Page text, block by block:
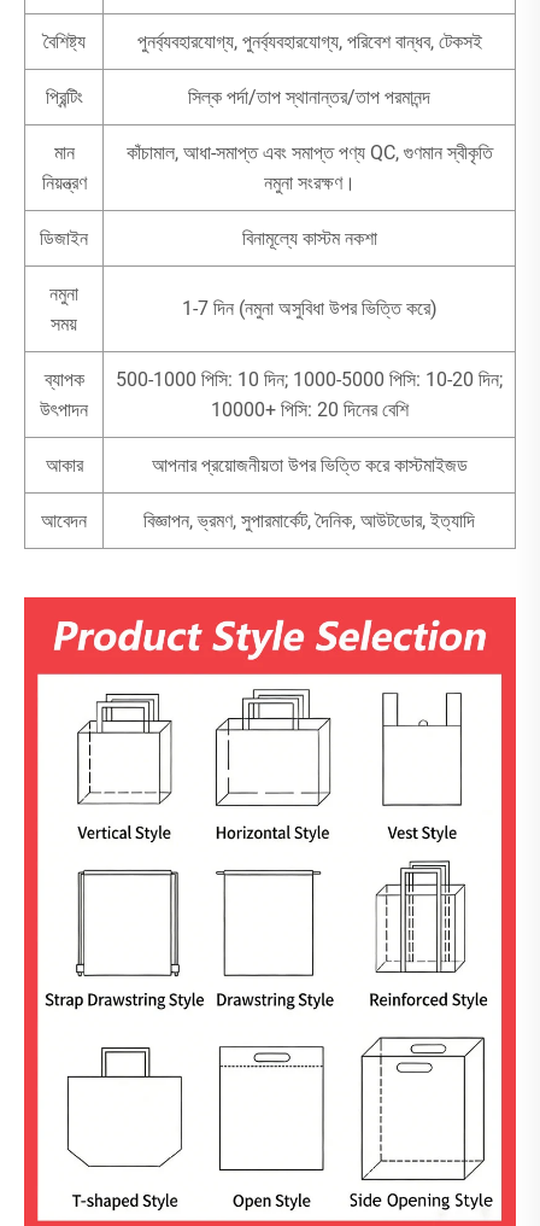
বৈশিষ্ট্য পুনর্ব্যবহারযোগ্য, পুনর্ব্যবহারযোগ্য, পরিবেশ বান্ধব, টেকসই
প্রিন্টিং সিল্ক পর্দা/তাপ স্থানান্তর/তাপ পরমানন্দ
মান
নিয়ন্ত্রণ
কাঁচামাল, আধা-সমাপ্ত এবং সমাপ্ত পণ্য QC, গুণমান স্বীকৃতি
নমুনা সংরক্ষণ।
ডিজাইন বিনামূল্যে কাস্টম নকশা
নমুনা
সময়
1-7 দিন (নমুনা অসুবিধা উপর ভিত্তি করে)
ব্যাপক
উৎপাদন
500-1000 পিসি: 10 দিন; 1000-5000 পিসি: 10-20 দিন;
10000+ পিসি: 20 দিনের বেশি
আকার আপনার প্রয়োজনীয়তা উপর ভিত্তি করে কাস্টমাইজড
আবেদন বিজ্ঞাপন, ভ্রমণ, সুপারমার্কেট, দৈনিক, আউটডোর, ইত্যাদি